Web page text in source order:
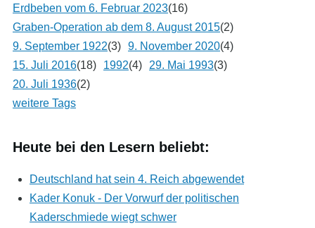
Erdbeben vom 6. Februar 2023(16)
Graben-Operation ab dem 8. August 2015(2)
9. September 1922(3) 9. November 2020(4)
15. Juli 2016(18) 1992(4) 29. Mai 1993(3)
20. Juli 1936(2)
weitere Tags
Heute bei den Lesern beliebt:
Deutschland hat sein 4. Reich abgewendet
Kader Konuk - Der Vorwurf der politischen
Kaderschmiede wiegt schwer